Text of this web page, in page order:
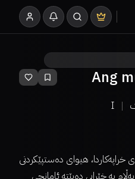
Ang
I
جەی جەی، تاکە کچە لە بەشی E ی خراپەکاردا، هیوای دەستپێکردنی
بە خێرایی دەبێتە ئامانجی